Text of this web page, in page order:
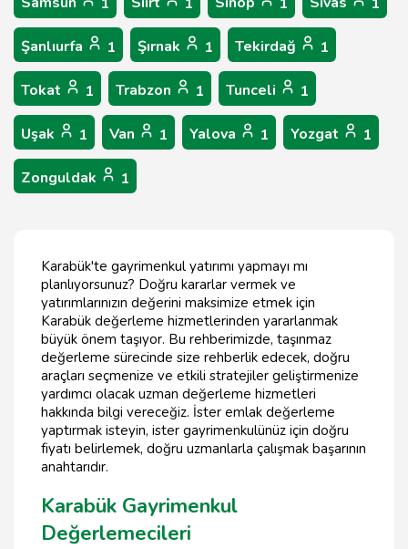
Şanlıurfa 1 Şırnak 1 Tekirdağ 1
Tokat 1 Trabzon 1 Tunceli 1
Uşak 1 Van 1 Yalova 1 Yozgat 1
Zonguldak 1
Karabük'te gayrimenkul yatırımı yapmayı mı
planlıyorsunuz? Doğru kararlar vermek ve
yatırımlarınızın değerini maksimize etmek için
Karabük değerleme hizmetlerinden yararlanmak
büyük önem taşıyor. Bu rehberimizde, taşınmaz
değerleme sürecinde size rehberlik edecek, doğru
araçları seçmenize ve etkili stratejiler geliştirmenize
yardımcı olacak uzman değerleme hizmetleri
hakkında bilgi vereceğiz. İster emlak değerleme
yaptırmak isteyin, ister gayrimenkulünüz için doğru
fiyatı belirlemek, doğru uzmanlarla çalışmak başarının
anahtarıdır.
Karabük Gayrimenkul
Değerlemecileri